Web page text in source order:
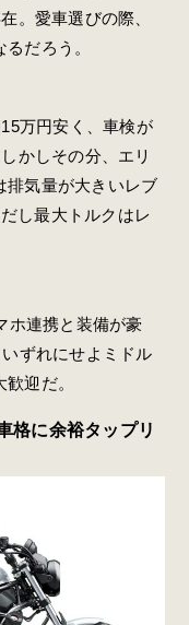
。愛車選びの際、
だろう。
万円安く、車検が
かしその分、エリ
排気量が大きいレブ
し最大トルクはレ
ホ連携と装備が豪
ずれにせよミドル
迎だ。
格に余裕タップリ